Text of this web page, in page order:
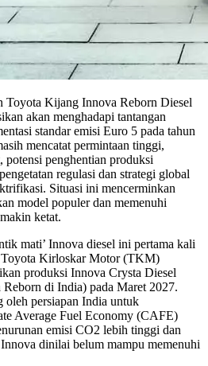
Toyota Kijang Innova Reborn Diesel
akan menghadapi tantangan
standar emisi Euro 5 pada tahun
mencatat permintaan tinggi,
potensi penghentian produksi
regulasi dan strategi global
Situasi ini mencerminkan
model populer dan memenuhi
ketat.
mati’ Innova diesel ini pertama kali
Toyota Kirloskar Motor (TKM)
produksi Innova Crysta Diesel
di India) pada Maret 2027.
oleh persiapan India untuk
Average Fuel Economy (CAFE)
emisi CO2 lebih tinggi dan
dinilai belum mampu memenuhi